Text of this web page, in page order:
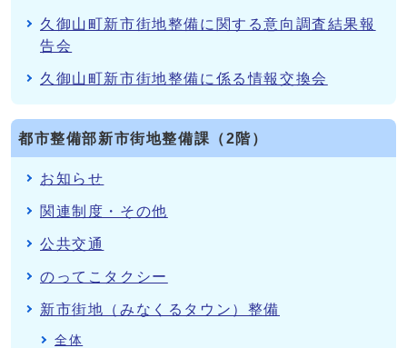
久御山町新市街地整備に関する意向調査結果報
告会
久御山町新市街地整備に係る情報交換会
都市整備部新市街地整備課（2階）
お知らせ
関連制度・その他
公共交通
のってこタクシー
新市街地（みなくるタウン）整備
全体